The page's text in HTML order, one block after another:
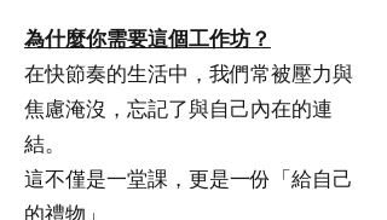
為什麼你需要這個工作坊？
在快節奏的生活中，我們常被壓力與
焦慮淹沒，忘記了與自己內在的連
結。
這不僅是一堂課，更是一份「給自己
的禮物」